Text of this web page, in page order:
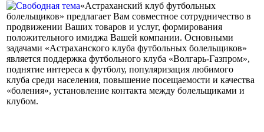
«Астраханский клуб футбольных
болельщиков» предлагает Вам совместное сотрудничество в
продвижении Ваших товаров и услуг, формирования
положительного имиджа Вашей компании. Основными
задачами «Астраханского клуба футбольных болельщиков»
является поддержка футбольного клуба «Волгарь-Газпром»,
поднятие интереса к футболу, популяризация любимого
клуба среди населения, повышение посещаемости и качества
«боления», установление контакта между болельщиками и
клубом.